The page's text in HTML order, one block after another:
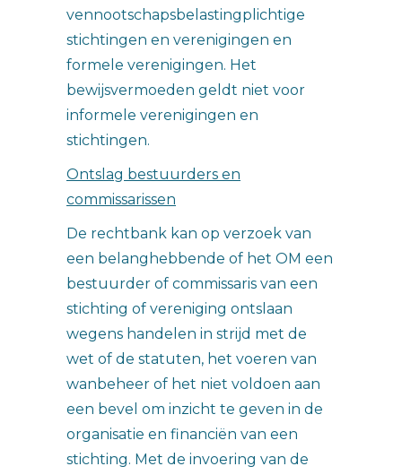
vennootschapsbelastingplichtige
stichtingen en verenigingen en
formele verenigingen. Het
bewijsvermoeden geldt niet voor
informele verenigingen en
stichtingen.
Ontslag bestuurders en
commissarissen
De rechtbank kan op verzoek van
een belanghebbende of het OM een
bestuurder of commissaris van een
stichting of vereniging ontslaan
wegens handelen in strijd met de
wet of de statuten, het voeren van
wanbeheer of het niet voldoen aan
een bevel om inzicht te geven in de
organisatie en financiën van een
stichting. Met de invoering van de